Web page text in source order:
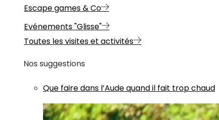
Escape games & Co
Evénements "Glisse"
Toutes les visites et activités
Nos suggestions
Que faire dans l’Aude quand il fait trop chaud